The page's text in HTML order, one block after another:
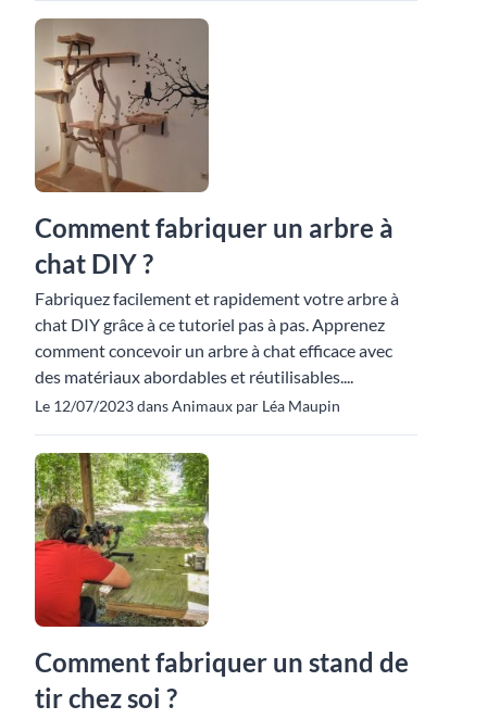
Comment fabriquer un arbre à
chat DIY ?
Fabriquez facilement et rapidement votre arbre à
chat DIY grâce à ce tutoriel pas à pas. Apprenez
comment concevoir un arbre à chat efficace avec
des matériaux abordables et réutilisables....
Le 12/07/2023 dans Animaux par Léa Maupin
Comment fabriquer un stand de
tir chez soi ?